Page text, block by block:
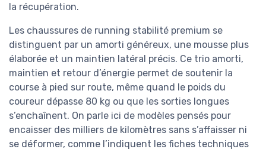
la récupération.
Les chaussures de running stabilité premium se
distinguent par un amorti généreux, une mousse plus
élaborée et un maintien latéral précis. Ce trio amorti,
maintien et retour d’énergie permet de soutenir la
course à pied sur route, même quand le poids du
coureur dépasse 80 kg ou que les sorties longues
s’enchaînent. On parle ici de modèles pensés pour
encaisser des milliers de kilomètres sans s’affaisser ni
se déformer, comme l’indiquent les fiches techniques